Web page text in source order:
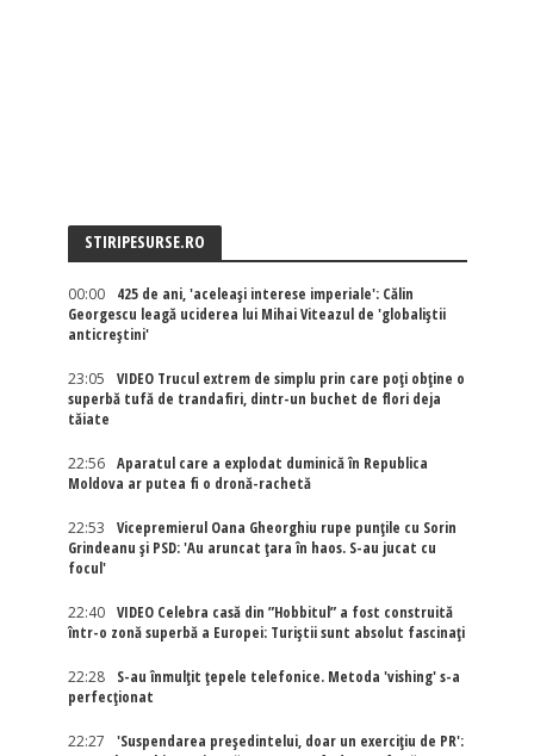
STIRIPESURSE.RO
00:00
425 de ani, 'aceleași interese imperiale': Călin
Georgescu leagă uciderea lui Mihai Viteazul de 'globaliștii
anticreștini'
23:05
VIDEO Trucul extrem de simplu prin care poți obține o
superbă tufă de trandafiri, dintr-un buchet de flori deja
tăiate
22:56
Aparatul care a explodat duminică în Republica
Moldova ar putea fi o dronă-rachetă
22:53
Vicepremierul Oana Gheorghiu rupe punțile cu Sorin
Grindeanu și PSD: 'Au aruncat țara în haos. S-au jucat cu
focul'
22:40
VIDEO Celebra casă din ”Hobbitul” a fost construită
într-o zonă superbă a Europei: Turiștii sunt absolut fascinați
22:28
S-au înmulțit țepele telefonice. Metoda 'vishing' s-a
perfecționat
22:27
'Suspendarea președintelui, doar un exercițiu de PR':